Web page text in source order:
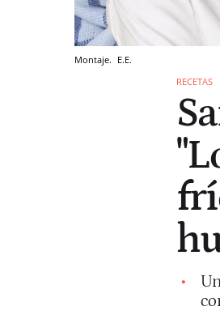
Montaje. E.E.
RECETAS